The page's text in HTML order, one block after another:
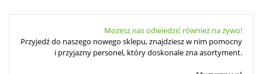
Możesz nas odwiedzić również na żywo!
Przyjedź do naszego nowego sklepu, znajdziesz w nim pomocny
i przyjazny personel, który doskonale zna asortyment.